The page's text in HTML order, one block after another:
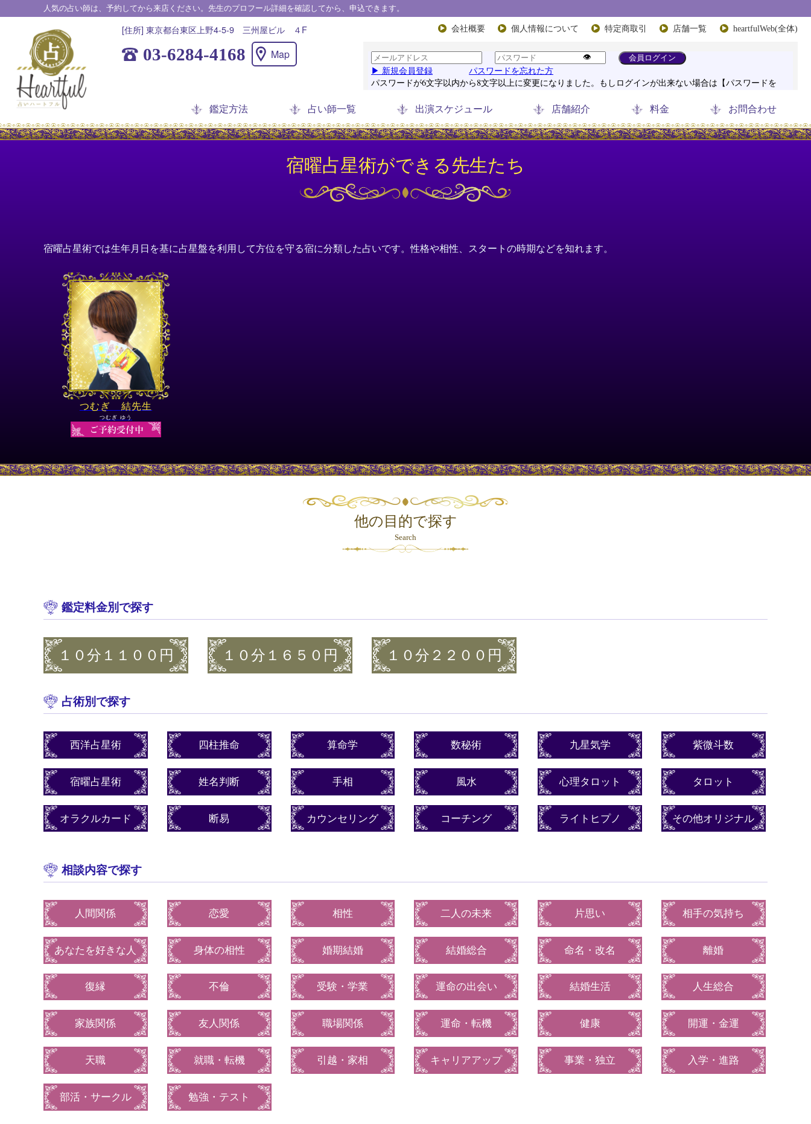
人気の占い師は、予約してから来店ください。先生のプロフール詳細を確認してから、申込できます。
会社概要 個人情報について 特定商取引 店舗一覧 heartfulWeb(全体)
鑑定方法 占い師一覧 出演スケジュール 店舗紹介 料金 お問合わせ
[住所] 東京都台東区上野4-5-9 三州屋ビル ４F
03-6284-4168 Map
宿曜占星術ができる先生たち
宿曜占星術では生年月日を基に占星盤を利用して方位を守る宿に分類した占いです。性格や相性、スタートの時期などを知れます。
つむぎ 結先生
つむぎ ゆう
他の目的で探す
Search
鑑定料金別で探す
１０分１１００円 １０分１６５０円 １０分２２００円
占術別で探す
西洋占星術 四柱推命 算命学 数秘術 九星気学 紫微斗数
宿曜占星術 姓名判断 手相 風水 心理タロット タロット
オラクルカード 断易 カウンセリング コーチング ライトヒプノ その他オリジナル
相談内容で探す
人間関係 恋愛 相性 二人の未来 片思い 相手の気持ち
あなたを好きな人 身体の相性 婚期結婚 結婚総合 命名・改名 離婚
復縁 不倫 受験・学業 運命の出会い 結婚生活 人生総合
家族関係 友人関係 職場関係 運命・転機 健康 開運・金運
天職 就職・転機 引越・家相 キャリアアップ 事業・独立 入学・進路
部活・サークル 勉強・テスト